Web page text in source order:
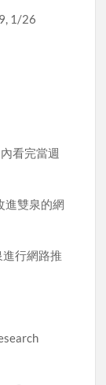
1/26
看完當週
進雙泉的網
行網路推